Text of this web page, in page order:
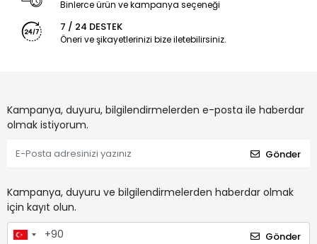
Binlerce ürün ve kampanya seçeneği
7 / 24 DESTEK
Öneri ve şikayetlerinizi bize iletebilirsiniz.
Kampanya, duyuru, bilgilendirmelerden e-posta ile haberdar
olmak istiyorum.
Gönder
Kampanya, duyuru ve bilgilendirmelerden haberdar olmak
için kayıt olun.
Gönder